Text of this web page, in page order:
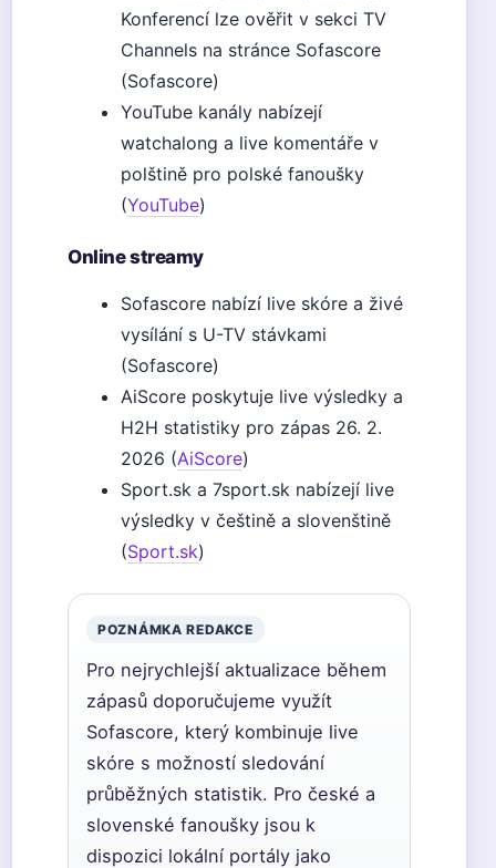
Konferencí lze ověřit v sekci TV
Channels na stránce Sofascore
(Sofascore)
YouTube kanály nabízejí
watchalong a live komentáře v
polštině pro polské fanoušky
(YouTube)
Online streamy
Sofascore nabízí live skóre a živé
vysílání s U-TV stávkami
(Sofascore)
AiScore poskytuje live výsledky a
H2H statistiky pro zápas 26. 2.
2026 (AiScore)
Sport.sk a 7sport.sk nabízejí live
výsledky v češtině a slovenštině
(Sport.sk)
POZNÁMKA REDAKCE
Pro nejrychlejší aktualizace během
zápasů doporučujeme využít
Sofascore, který kombinuje live
skóre s možností sledování
průběžných statistik. Pro české a
slovenské fanoušky jsou k
dispozici lokální portály jako